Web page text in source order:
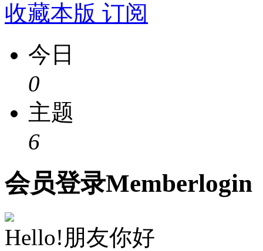
收藏本版 订阅
今日
0
主题
6
会员登录Memberlogin
Hello!朋友你好